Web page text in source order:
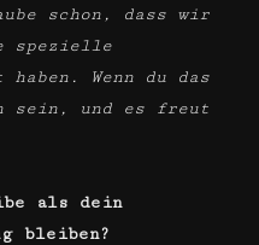
schon, dass wir
spezielle
Wenn du das
sein, und es freut
als dein
bleiben?